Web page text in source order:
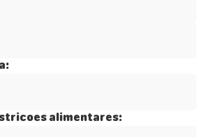
alimentares: